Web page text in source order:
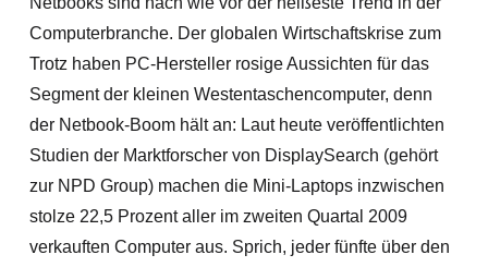
Computerbranche. Der globalen Wirtschaftskrise zum
Trotz haben PC-Hersteller rosige Aussichten für das
Segment der kleinen Westentaschencomputer, denn
der Netbook-Boom hält an: Laut heute veröffentlichten
Studien der Marktforscher von DisplaySearch (gehört
zur NPD Group) machen die Mini-Laptops inzwischen
stolze 22,5 Prozent aller im zweiten Quartal 2009
verkauften Computer aus. Sprich, jeder fünfte über den